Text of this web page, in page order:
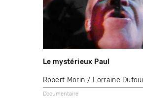
Le mystérieux Paul
Robert Morin Lorraine
Documentaire